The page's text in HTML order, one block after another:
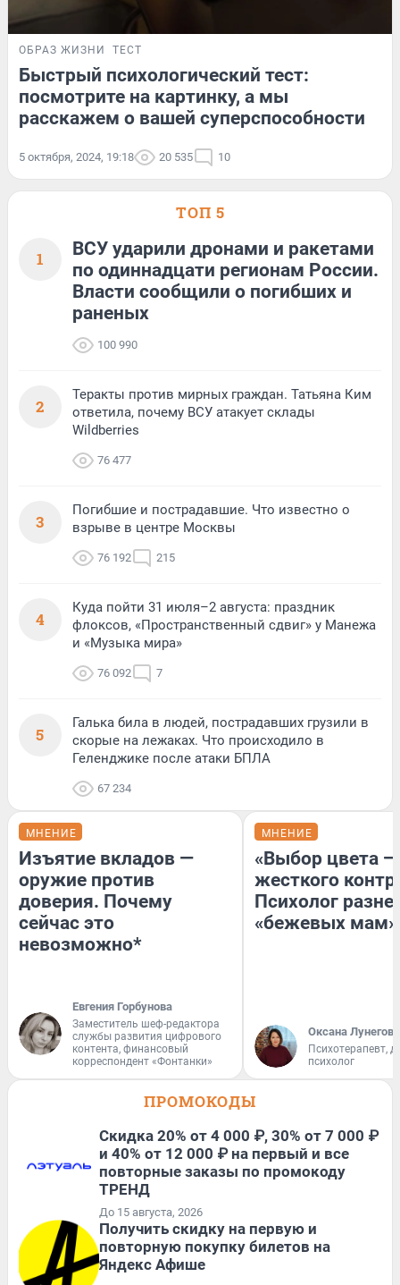
ОБРАЗ ЖИЗНИ ТЕСТ
Быстрый психологический тест:
посмотрите на картинку, а мы
расскажем о вашей суперспособности
5 октября, 2024, 19:18 20 535 10
ТОП 5
1
ВСУ ударили дронами и ракетами
по одиннадцати регионам России.
Власти сообщили о погибших и
раненых
100 990
2
Теракты против мирных граждан. Татьяна Ким
ответила, почему ВСУ атакует склады
Wildberries
76 477
3
Погибшие и пострадавшие. Что известно о
взрыве в центре Москвы
76 192 215
4
Куда пойти 31 июля–2 августа: праздник
флоксов, «Пространственный сдвиг» у Манежа
и «Музыка мира»
76 092 7
5
Галька била в людей, пострадавших грузили в
скорые на лежаках. Что происходило в
Геленджике после атаки БПЛА
67 234
МНЕНИЕ
Изъятие вкладов —
оружие против
доверия. Почему
сейчас это
невозможно*
Евгения Горбунова
Заместитель шеф-редактора
службы развития цифрового
контента, финансовый
корреспондент «Фонтанки»
МНЕНИЕ
«Выбор цвета —
жесткого
Психолог
«бежевых мам»
Оксана Лунегова
Психотерапевт,
психолог
ПРОМОКОДЫ
Скидка 20% от 4 000 ₽, 30% от 7 000 ₽
и 40% от 12 000 ₽ на первый и все
повторные заказы по промокоду
ТРЕНД
До 15 августа, 2026
Получить скидку на первую и
повторную покупку билетов на
Яндекс Афише